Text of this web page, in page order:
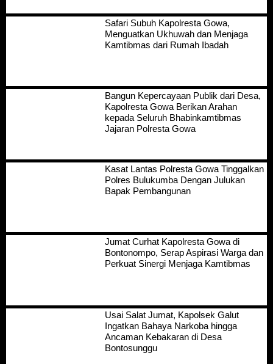
Safari Subuh Kapolresta Gowa,
Menguatkan Ukhuwah dan Menjaga
Kamtibmas dari Rumah Ibadah
Bangun Kepercayaan Publik dari Desa,
Kapolresta Gowa Berikan Arahan
kepada Seluruh Bhabinkamtibmas
Jajaran Polresta Gowa
Kasat Lantas Polresta Gowa Tinggalkan
Polres Bulukumba Dengan Julukan
Bapak Pembangunan
Jumat Curhat Kapolresta Gowa di
Bontonompo, Serap Aspirasi Warga dan
Perkuat Sinergi Menjaga Kamtibmas
Usai Salat Jumat, Kapolsek Galut
Ingatkan Bahaya Narkoba hingga
Ancaman Kebakaran di Desa
Bontosunggu